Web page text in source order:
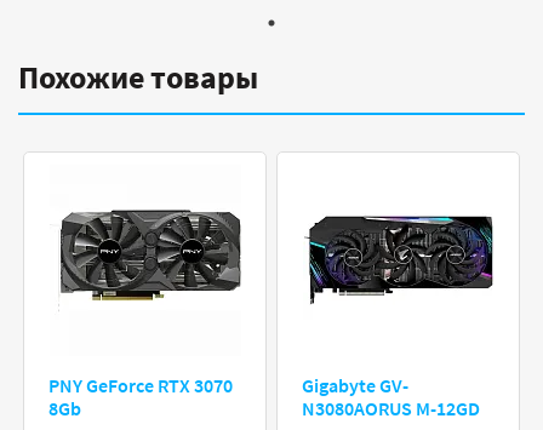
Похожие товары
PNY GeForce RTX 3070
8Gb
Gigabyte GV-
N3080AORUS M-12GD